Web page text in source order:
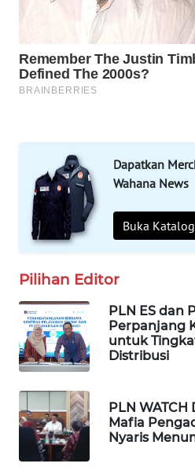
Dapatkan
Wahana News
Buka Katalog
Pilihan Editor
PLN ES dan
Perpanjang
untuk
Distribusi
PLN
Mafia
Nyaris
SELEB
PERSONA
WAHANA
HEALTH
WAHANA
DESA
WISATA
LAPAK
WAHANA
Wahana
Network
KONSUMEN
LISTRIK